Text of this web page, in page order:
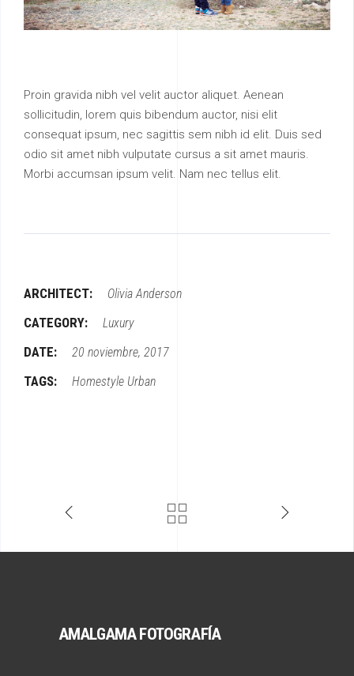
Proin gravida nibh vel velit auctor aliquet. Aenean
sollicitudin, lorem quis bibendum auctor, nisi elit
consequat ipsum, nec sagittis sem nibh id elit. Duis sed
odio sit amet nibh vulputate cursus a sit amet mauris.
Morbi accumsan ipsum velit. Nam nec tellus elit.
ARCHITECT: Olivia Anderson
CATEGORY: Luxury
DATE: 20 noviembre, 2017
TAGS: Homestyle Urban
AMALGAMA FOTOGRAFÍA